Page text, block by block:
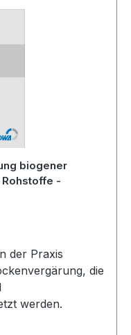
biogener
-
der Praxis
die
werden.